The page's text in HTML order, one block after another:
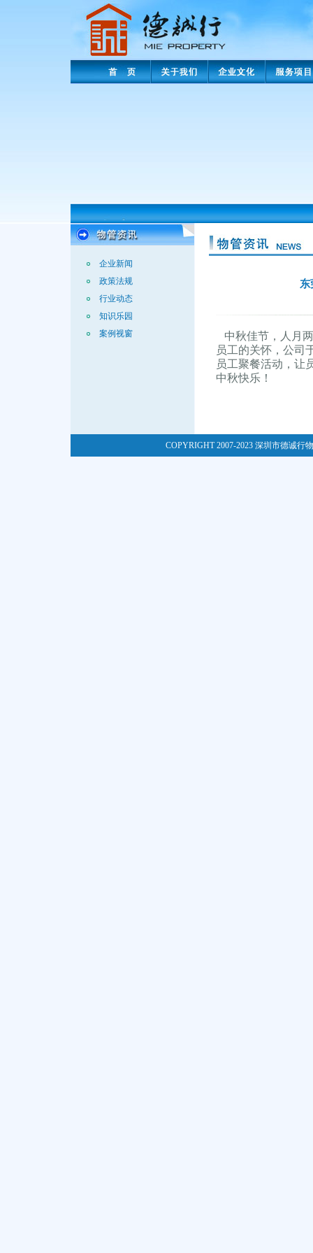
企业新闻
政策法规
行业动态
知识乐园
案例视窗
东
中秋佳节，人月
员工的关怀，公司
员工聚餐活动，让
中秋快乐！
COPYRIGHT 2007-2023 深圳市德诚